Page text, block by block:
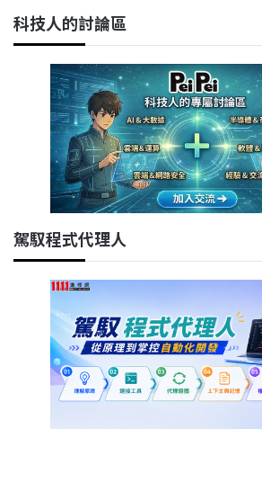
科技人的討論區
駕馭程式代理人